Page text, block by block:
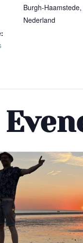
Burgh-Haamstede,
Nederland